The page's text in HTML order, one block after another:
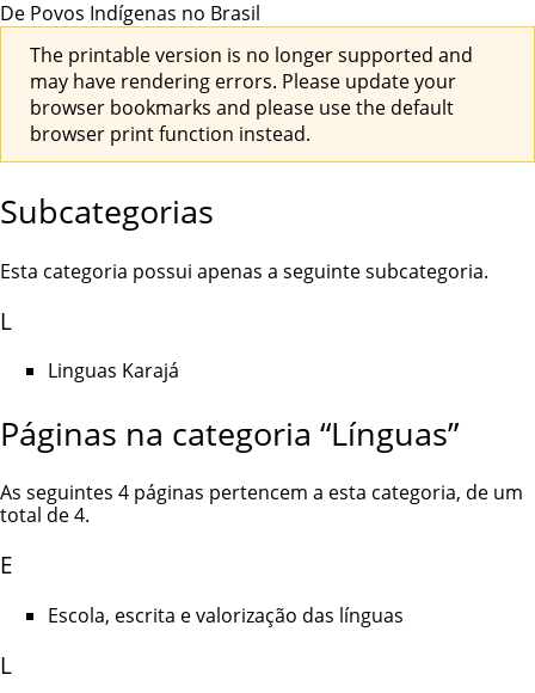
De Povos Indígenas no Brasil
The printable version is no longer supported and
may have rendering errors. Please update your
browser bookmarks and please use the default
browser print function instead.
Subcategorias
Esta categoria possui apenas a seguinte subcategoria.
L
Linguas Karajá
Páginas na categoria “Línguas”
As seguintes 4 páginas pertencem a esta categoria, de um
total de 4.
E
Escola, escrita e valorização das línguas
L